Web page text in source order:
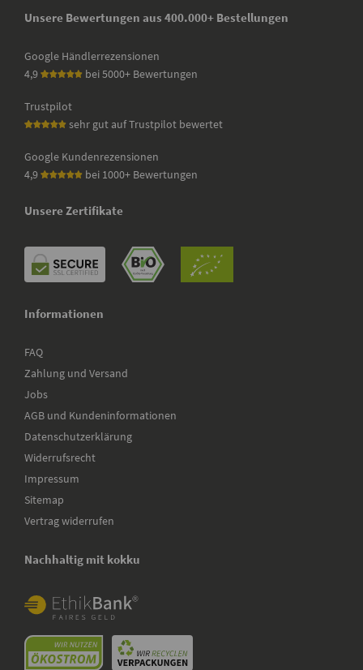
Unsere Bewertungen aus 400.000+ Bestellungen
Google Händlerrezensionen
4,9
bei 5000+ Bewertungen
Trustpilot
sehr gut auf Trustpilot bewertet
Google Kundenrezensionen
4,9
bei 1000+ Bewertungen
Unsere Zertifikate
Informationen
FAQ
Zahlung und Versand
Jobs
AGB und Kundeninformationen
Datenschutzerklärung
Widerrufsrecht
Impressum
Sitemap
Vertrag widerrufen
Nachhaltig mit kokku